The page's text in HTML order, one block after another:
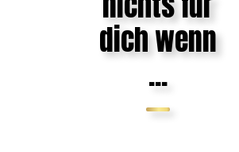
dich wenn
...